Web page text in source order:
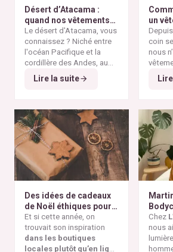
Désert d’Atacama :
quand nos vêtements
finissent à l’autre bout
du monde
Le désert d'Atacama, vous
connaissez ? Niché entre
l'océan Pacifique et la
cordillère des Andes, au
nord du Chili, il est
considéré comme l'un des
minéraux et ses vastes
étendues désertiques en
font un lieu unique au
monde.
Alors pourquoi parler du
désert d'Atacama sur un
depuis plusieurs
décennies, cette région
est devenue l'un des
symboles les plus
frappants de la
pollution
textile mondiale
. On y
découvre aujourd'hui des
montagnes de vêtements
abandonnés, témoins
visibles de la
surproduction textile
des dérives de la
fashion
Lire la suite
un
selon
coin
nous
avons
pas
qui
les
sur les
le
de s’y
pour
éthique.
Des idées de cadeaux
de Noël éthiques pour
tous les budgets
Et si cette année, on
trouvait son inspiration
dans les boutiques
locales plutôt qu’en ligne
zéro
~ 6
Chez
nous